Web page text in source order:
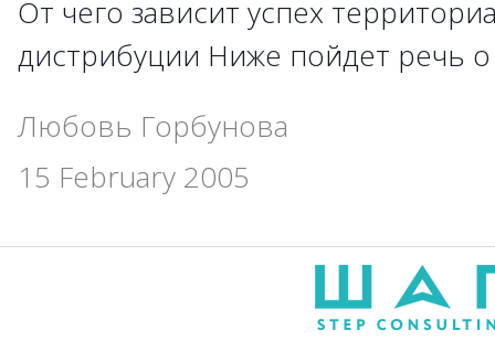
От чего зависит успех
дистрибуции Ниже пойдет речь
Любовь Горбунова
15 February 2005